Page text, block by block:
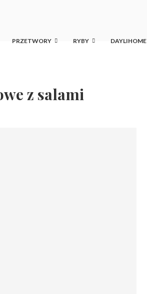
PRZETWORY RYBY DAYLIHOME
z salami